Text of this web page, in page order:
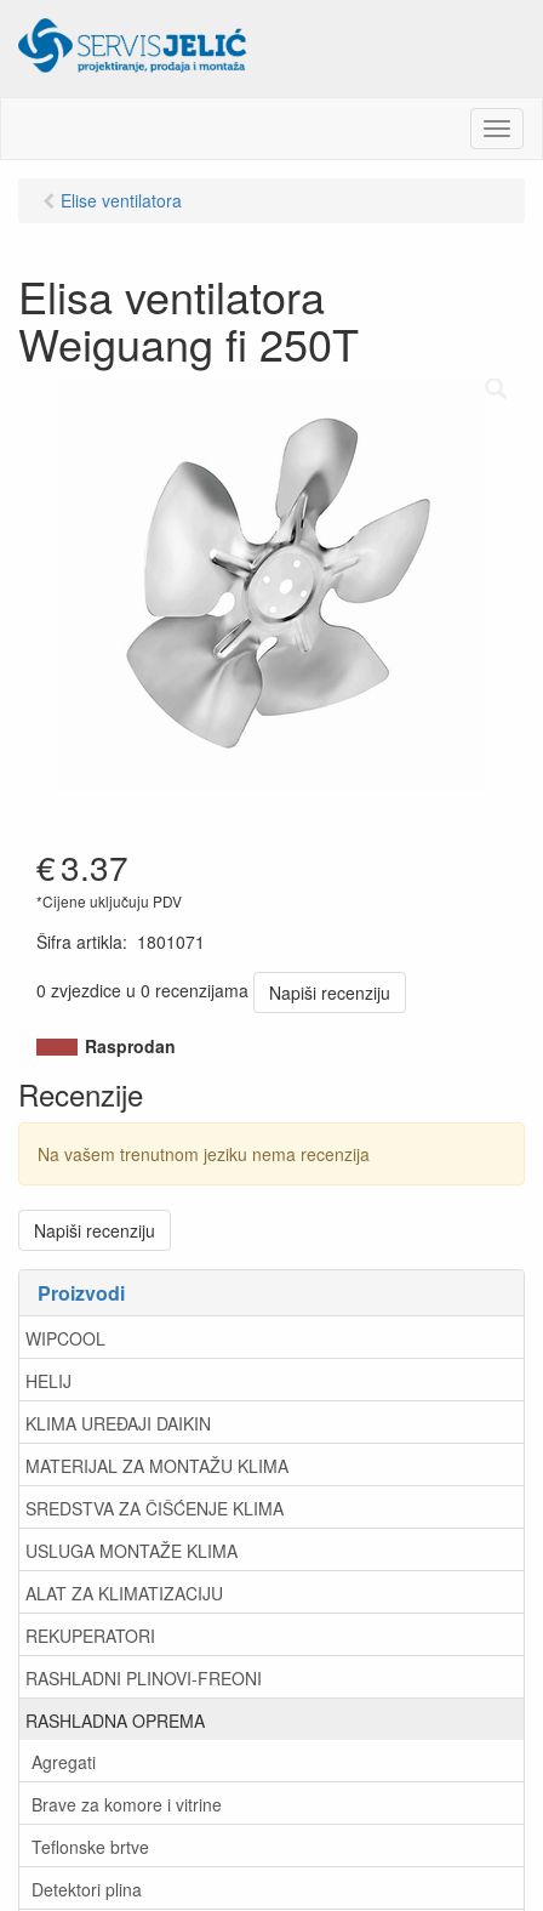
M
e
Elise ventilatora
Elisa ventilatora
Weiguang fi 250T
€3.37
*Cijene uključuju PDV
Šifra artikla: 1801071
0 zvjezdice u 0 recenzijama
Napiši recenziju
Rasprodan
Recenzije
Na vašem trenutnom jeziku nema recenzija
Napiši recenziju
Proizvodi
WIPCOOL
HELIJ
KLIMA UREĐAJI DAIKIN
MATERIJAL ZA MONTAŽU KLIMA
SREDSTVA ZA ČIŠĆENJE KLIMA
USLUGA MONTAŽE KLIMA
ALAT ZA KLIMATIZACIJU
REKUPERATORI
RASHLADNI PLINOVI-FREONI
RASHLADNA OPREMA
Agregati
Brave za komore i vitrine
Teflonske brtve
Detektori plina